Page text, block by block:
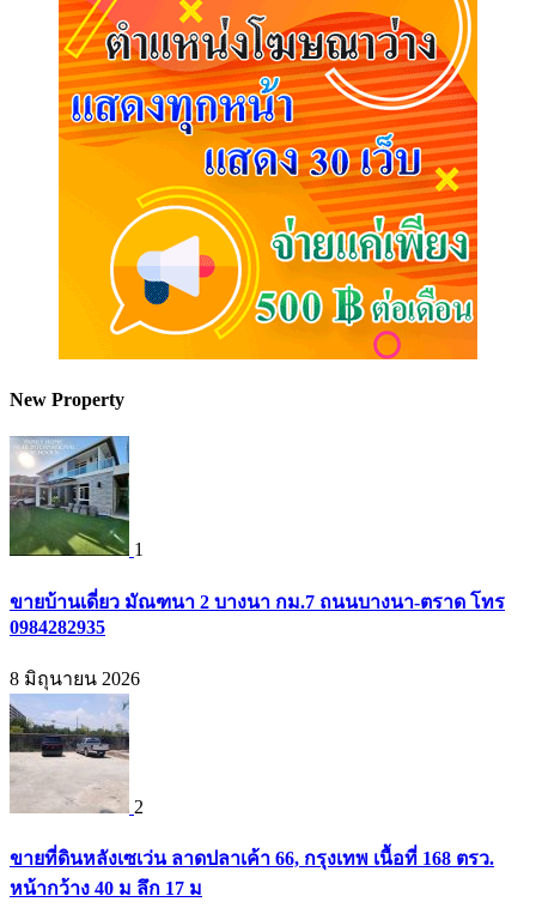
New Property
1
ขายบ้านเดี่ยว มัณฑนา 2 บางนา กม.7 ถนนบางนา-ตราด โทร
0984282935
8 มิถุนายน 2026
2
ขายที่ดินหลังเซเว่น ลาดปลาเค้า 66, กรุงเทพ เนื้อที่ 168 ตรว.
หน้ากว้าง 40 ม ลึก 17 ม